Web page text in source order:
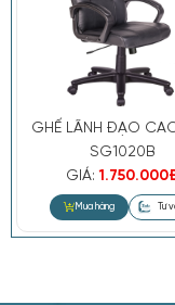
GHẾ LÃNH ĐẠO
SG1020B
GIÁ: